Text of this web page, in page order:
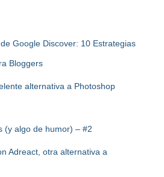
Google Discover: 10 Estrategias
Bloggers
alternativa a Photoshop
(y algo de humor) – #2
Adreact, otra alternativa a